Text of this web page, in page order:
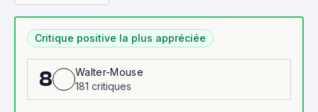
Critique positive la plus appréciée
8
Walter-Mouse
181 critiques